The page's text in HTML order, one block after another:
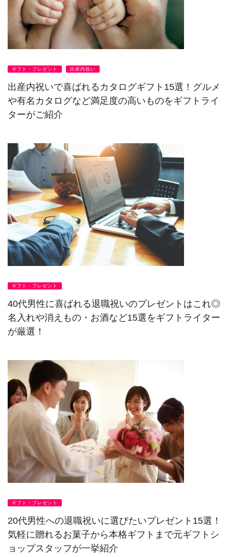
ギフト・プレゼント 出産内祝い
出産内祝いで喜ばれるカタログギフト15選！グルメ
や有名カタログなど満足度の高いものをギフトライ
ターがご紹介
ギフト・プレゼント
40代男性に喜ばれる退職祝いのプレゼントはこれ◎
名入れや消えもの・お酒など15選をギフトライター
が厳選！
ギフト・プレゼント
20代男性への退職祝いに選びたいプレゼント15選！
気軽に贈れるお菓子から本格ギフトまで元ギフトシ
ョップスタッフが一挙紹介